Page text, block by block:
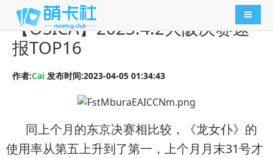
导航切
【OSICA】2023.4.2大阪决赛速
报TOP16
作者:Cai 发布时间:2023-04-05 01:34:43
同上个月的东京决赛相比较，《龙女仆》的
使用率从第五上升到了第一，上个月月末31号才